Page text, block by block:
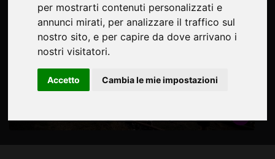
per mostrarti contenuti personalizzati e
annunci mirati, per analizzare il traffico sul
nostro sito, e per capire da dove arrivano i
nostri visitatori.
Accetto Cambia le mie impostazioni